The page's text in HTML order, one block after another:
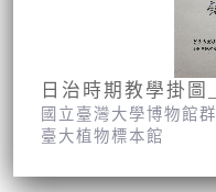
國立臺灣大學博物館群
臺大植物標本館